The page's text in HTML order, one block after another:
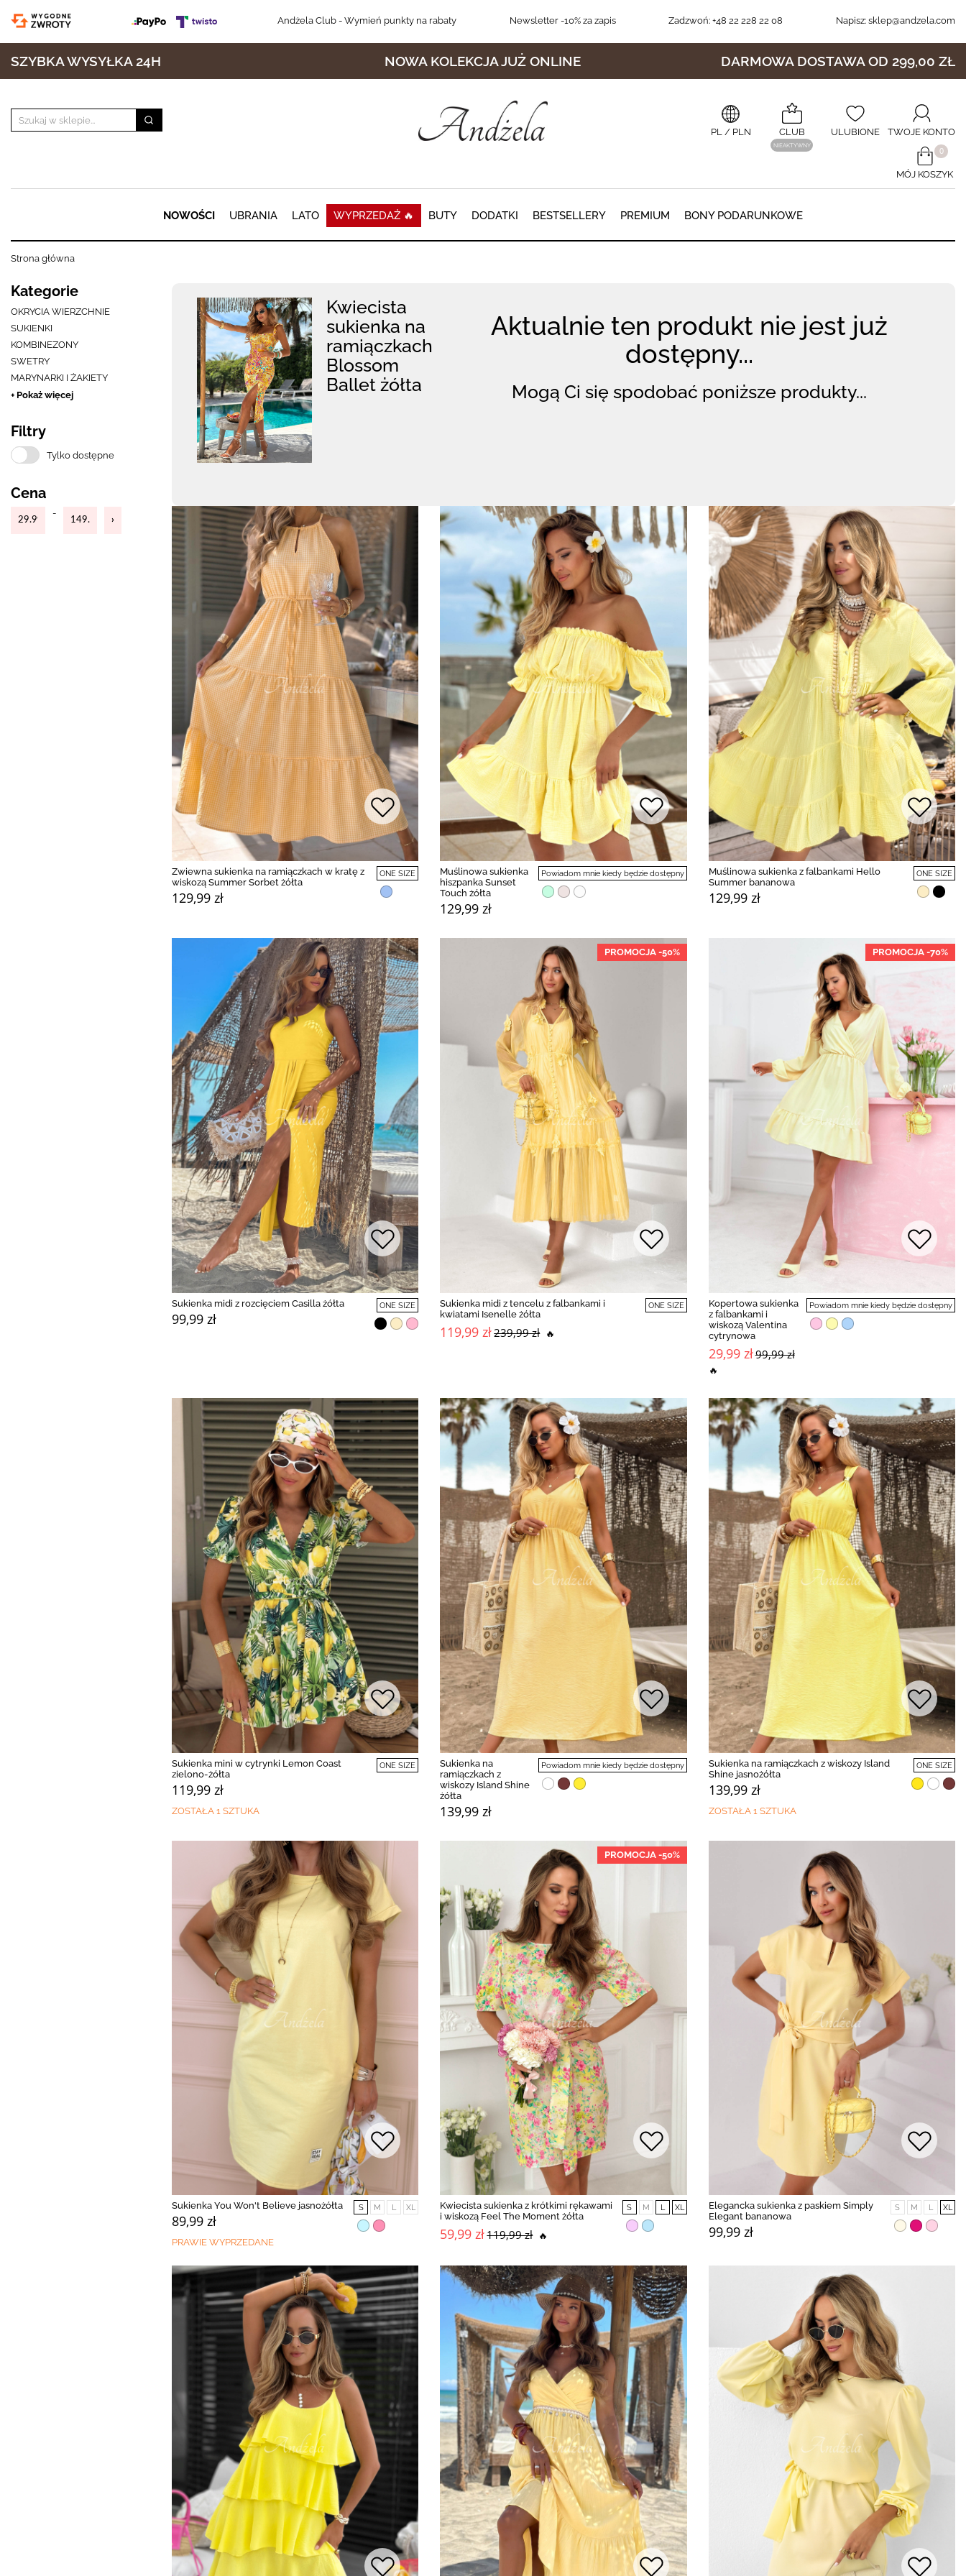
Andżela Club- Wymień punkty na rabaty Newsletter-10% za zapis Zadzwoń: +48 22 228 22 08 Napisz: sklep@andzela.com
SZYBKA WYSYŁKA 24H NOWA KOLEKCJA JUŻ ONLINE DARMOWA DOSTAWA OD 299,00 ZŁ
PL/ PLN CLUB
NIEAKTYWNY
ULUBIONE TWOJE KONTO
​0
MÓJ KOSZYK
NOWOŚCI UBRANIA LATO WYPRZEDAŻ 🔥 BUTY DODATKI BESTSELLERY PREMIUM BONY PODARUNKOWE
Strona główna
Kategorie
OKRYCIA WIERZCHNIE
SUKIENKI
KOMBINEZONY
SWETRY
MARYNARKI I ŻAKIETY
+ Pokaż więcej
Filtry
Tylko dostępne
Cena
-
Kwiecista
sukienka na
ramiączkach
Blossom
Ballet żółta
Aktualnie ten produkt nie jest już
dostępny...
Mogą Ci się spodobać poniższe produkty...
Zwiewna sukienka na ramiączkach w kratę z
wiskozą Summer Sorbet żółta
129,99 zł
ONE SIZE
Muślinowa sukienka
hiszpanka Sunset
Touch żółta
129,99 zł
Powiadom mnie kiedy będzie dostępny
Muślinowa sukienka z falbankami Hello
Summer bananowa
129,99 zł
ONE SIZE
Sukienka midi z rozcięciem Casilla żółta
99,99 zł
ONE SIZE
PROMOCJA -50%
Sukienka midi z tencelu z falbankami i
kwiatami Isenelle żółta
119,99 zł239,99 zł 🔥
ONE SIZE
PROMOCJA -70%
Kopertowa sukienka
z falbankami i
wiskozą Valentina
cytrynowa
29,99 zł99,99 zł
🔥
Powiadom mnie kiedy będzie dostępny
Sukienka mini w cytrynki Lemon Coast
zielono-żółta
119,99 zł
ONE SIZE
ZOSTAŁA 1 SZTUKA
Sukienka na
ramiączkach z
wiskozy Island Shine
żółta
139,99 zł
Powiadom mnie kiedy będzie dostępny
Sukienka na ramiączkach z wiskozy Island
Shine jasnożółta
139,99 zł
ONE SIZE
ZOSTAŁA 1 SZTUKA
Sukienka You Won't Believe jasnożółta
89,99 zł
S M L XL
PRAWIE WYPRZEDANE
PROMOCJA -50%
Kwiecista sukienka z krótkimi rękawami
i wiskozą Feel The Moment żółta
59,99 zł119,99 zł 🔥
S M L XL
Elegancka sukienka z paskiem Simply
Elegant bananowa
99,99 zł
S M L XL